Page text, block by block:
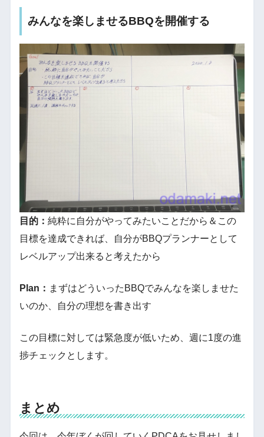
みんなを楽しませるBBQを開催する
目的： 純粋に自分がやってみたいことだから＆この
目標を達成できれば、自分がBBQプランナーとして
レベルアップ出来ると考えたから
Plan： まずはどういったBBQでみんなを楽しませた
いのか、自分の理想を書き出す
この目標に対しては緊急度が低いため、週に1度の進
捗チェックとします。
まとめ